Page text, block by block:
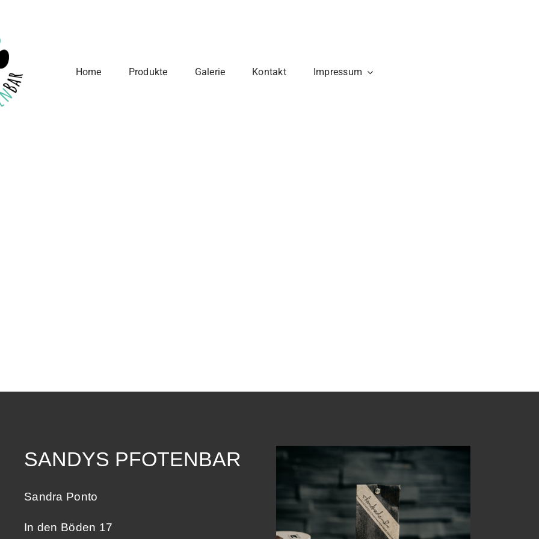
Home Produkte Galerie Kontakt Impressum
SANDYS PFOTENBAR
Sandra Ponto
In den Böden 17